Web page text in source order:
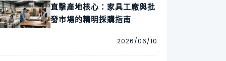
直擊產地核心：家具工廠與批
發市場的精明採購指南
2026/06/10